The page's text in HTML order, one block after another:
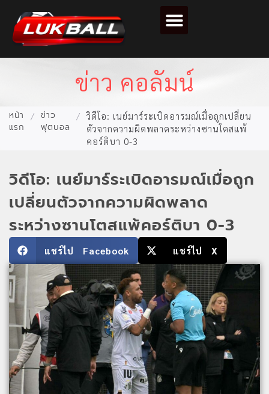
ข่าว คอลัมน์
หน้า
แรก
/ ข่าว
ฟุตบอล
/ วิดีโอ: เนย์มาร์ระเบิดอารมณ์เมื่อถูกเปลี่ยน
ตัวจากความผิดพลาดระหว่างซานโตสแพ้
คอร์ติบา 0-3
วิดีโอ: เนย์มาร์ระเบิดอารมณ์เมื่อถูก
เปลี่ยนตัวจากความผิดพลาด
ระหว่างซานโตสแพ้คอร์ติบา 0-3
แชร์ไป Facebook แชร์ไป X